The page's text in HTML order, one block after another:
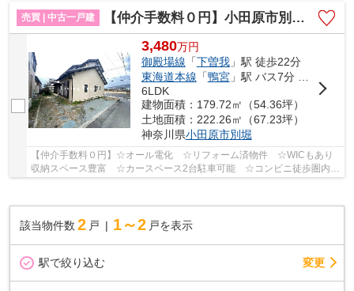
売買 | 中古一戸建
【仲介手数料０円】小田原市別堀 中古一戸建て
3,480万円
御殿場線 「下曽我」駅 徒歩22分
東海道本線 「鴨宮」駅 バス7分 「関口川橋」 停歩12分
6LDK
建物面積：179.72㎡（54.36坪）
土地面積：222.26㎡（67.23坪）
神奈川県小田原市別堀
【仲介手数料０円】☆オール電化 ☆リフォーム済物件 ☆WICもあり
収納スペース豊富 ☆カースペース2台駐車可能 ☆コンビニ徒歩圏内に
該当物件数 2 戸 1～2 戸を表示
駅で絞り込む 変更